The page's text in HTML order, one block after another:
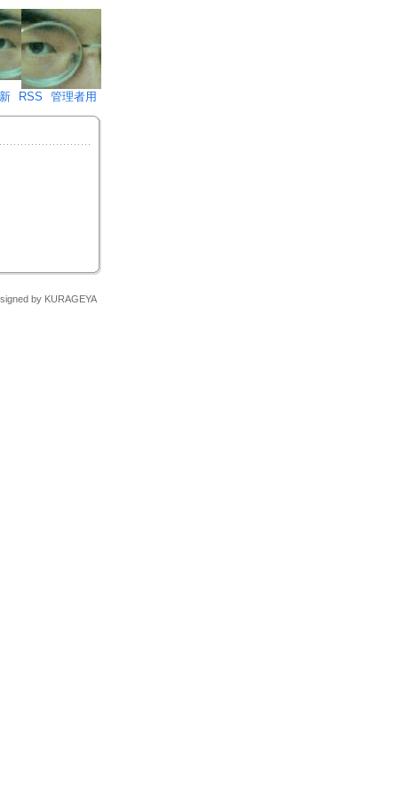
･♪)÷2
RSS 管理者用
by KURAGEYA